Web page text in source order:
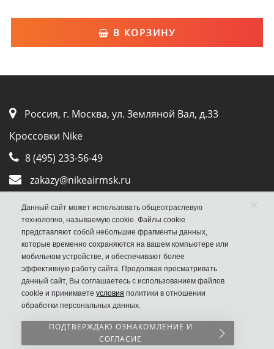
В КОРЗИНУ
Россия, г. Москва, ул. Земляной Вал, д.33
Кроссовки Nike
8 (495) 233-56-49
zakazy@nikeairmsk.ru
Whatsapp
Viber
Наш сайт НЕ является официальным сайтом
Nike
Данный сайт может использовать общеотраслевую
технологию, называемую cookie. Файлы cookie
представляют собой небольшие фрагменты данных,
которые временно сохраняются на вашем компьютере или
мобильном устройстве, и обеспечивают более
эффективную работу сайта. Продолжая просматривать
данный сайт, Вы соглашаетесь с использованием файлов
cookie и принимаете условия политики в отношении
обработки персональных данных.
×
ПОДТВЕРЖДАЮ ОЗНАКОМЛЕНИЕ И
СОГЛАСИЕ